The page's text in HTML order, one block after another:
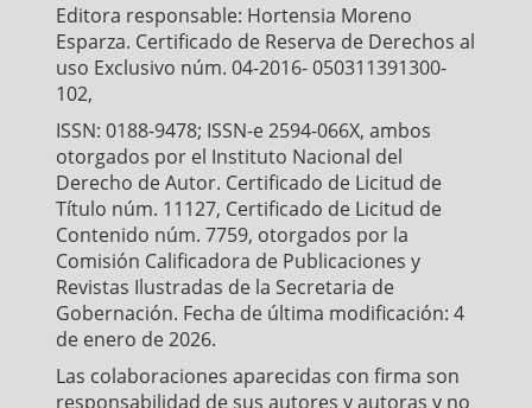
Editora responsable: Hortensia Moreno
Esparza. Certificado de Reserva de Derechos al
uso Exclusivo núm. 04-2016- 050311391300-
102,
ISSN: 0188-9478; ISSN-e 2594-066X, ambos
otorgados por el Instituto Nacional del
Derecho de Autor. Certificado de Licitud de
Título núm. 11127, Certificado de Licitud de
Contenido núm. 7759, otorgados por la
Comisión Calificadora de Publicaciones y
Revistas Ilustradas de la Secretaria de
Gobernación. Fecha de última modificación: 4
de enero de 2026.
Las colaboraciones aparecidas con firma son
responsabilidad de sus autores y autoras y no